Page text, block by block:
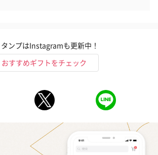
タンプはInstagramも更新中！
おすすめギフトをチェック